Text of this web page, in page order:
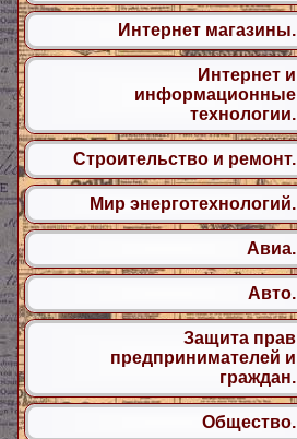
Интернет магазины.
Интернет и
информационные
технологии.
Строительство и ремонт.
Мир энерготехнологий.
Авиа.
Авто.
Защита прав
предпринимателей и
граждан.
Общество.